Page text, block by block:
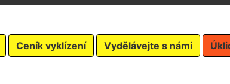
Ceník vyklízení Vydělávejte s námi